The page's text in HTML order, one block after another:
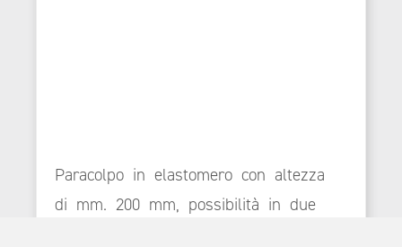
Paracolpo in elastomero con altezza
di mm. 200 mm, possibilità in due